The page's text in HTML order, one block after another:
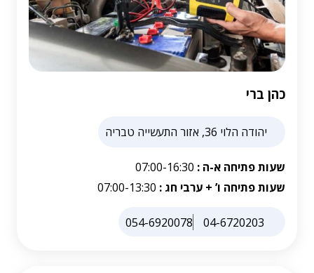
כהן ברי
יהודה הלוי 36, אזור התעשייה טבריה
שעות פתיחה א-ה : 07:00-16:30
שעות פתיחה ו’ + ערבי חג : 07:00-13:30
04-6720203
054-6920078